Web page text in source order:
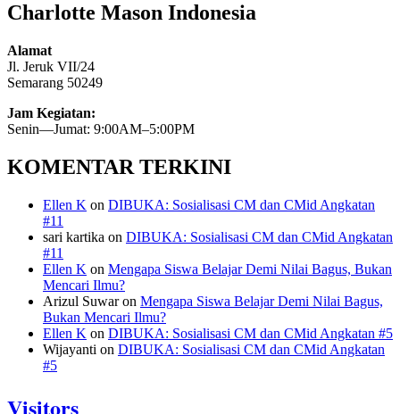
Charlotte Mason Indonesia
Alamat
Jl. Jeruk VII/24
Semarang 50249
Jam Kegiatan:
Senin—Jumat: 9:00AM–5:00PM
KOMENTAR TERKINI
Ellen K on DIBUKA: Sosialisasi CM dan CMid Angkatan
#11
sari kartika on DIBUKA: Sosialisasi CM dan CMid Angkatan
#11
Ellen K on Mengapa Siswa Belajar Demi Nilai Bagus, Bukan
Mencari Ilmu?
Arizul Suwaron Mengapa Siswa Belajar Demi Nilai Bagus,
Bukan Mencari Ilmu?
Ellen K on DIBUKA: Sosialisasi CM dan CMid Angkatan #5
Wijayanti on DIBUKA: Sosialisasi CM dan CMid Angkatan
#5
Visitors